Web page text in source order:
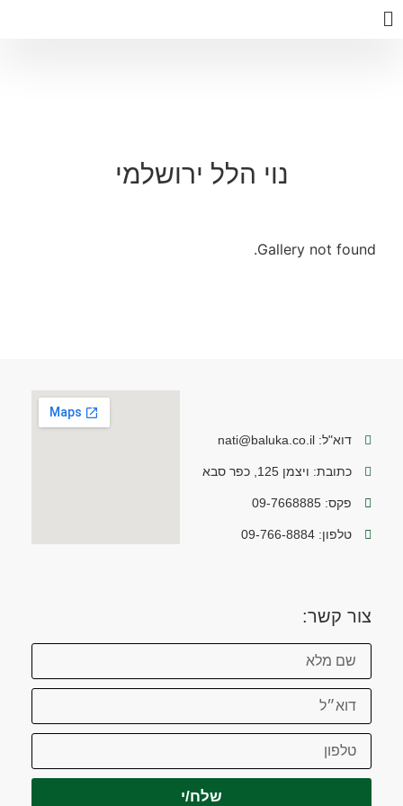
נוי הלל ירושלמי
Gallery not found.
צור קשר:
שלח/י
דוא"ל: nati@baluka.co.il
כתובת: ויצמן 125, כפר סבא
פקס: 09-7668885
טלפון: 09-766-8884